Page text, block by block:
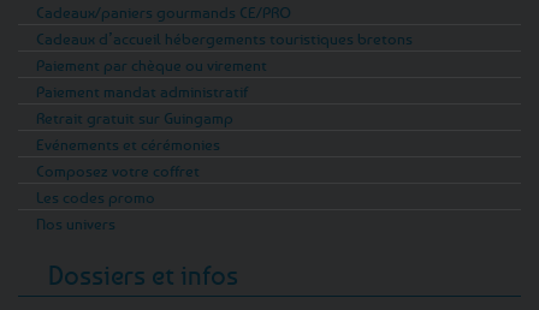
Cadeaux/paniers gourmands CE/PRO
Cadeaux d’accueil hébergements touristiques bretons
Paiement par chèque ou virement
Paiement mandat administratif
Retrait gratuit sur Guingamp
Evénements et cérémonies
Composez votre coffret
Les codes promo
Nos univers
Dossiers et infos